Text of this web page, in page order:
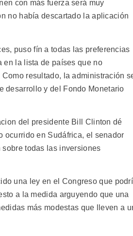
con más fuerza será muy
no había descartado la aplicación
puso fín a todas las preferencias
en la lista de países que no
resultado, la administración
desarrollo y del Fondo Monetario
del presidente Bill Clinton dé
ocurrido en Sudáfrica, el senador
todas las inversiones
una ley en el Congreso que
a la medida arguyendo que una
más modestas que lleven a